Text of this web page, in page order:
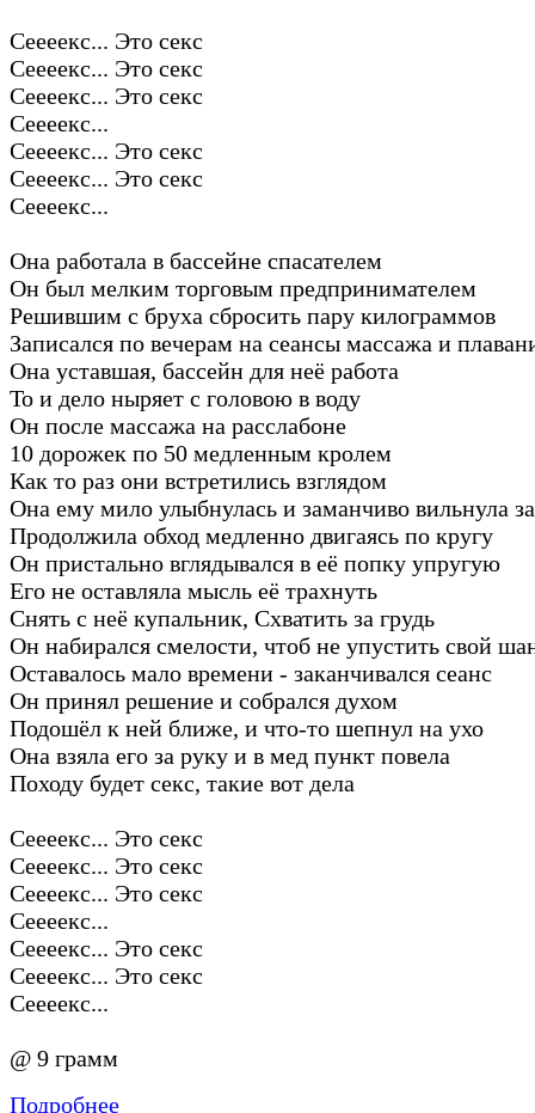
Сеееекс... Это секс
Сеееекс... Это секс
Сеееекс... Это секс
Сеееекс...
Сеееекс... Это секс
Сеееекс... Это секс
Сеееекс...
Она работала в бассейне спасателем
Он был мелким торговым предпринимателем
Решившим с бруха сбросить пару килограммов
Записался по вечерам на сеансы массажа и
Она уставшая, бассейн для неё работа
То и дело ныряет с головою в воду
Он после массажа на расслабоне
10 дорожек по 50 медленным кролем
Как то раз они встретились взглядом
Она ему мило улыбнулась и заманчиво вильнула
Продолжила обход медленно двигаясь по кругу
Он пристально вглядывался в её попку упругую
Его не оставляла мысль её трахнуть
Снять с неё купальник, Схватить за грудь
Он набирался смелости, чтоб не упустить свой
Оставалось мало времени - заканчивался сеанс
Он принял решение и собрался духом
Подошёл к ней ближе, и что-то шепнул на ухо
Она взяла его за руку и в мед пункт повела
Походу будет секс, такие вот дела
Сеееекс... Это секс
Сеееекс... Это секс
Сеееекс... Это секс
Сеееекс...
Сеееекс... Это секс
Сеееекс... Это секс
Сеееекс...
@ 9 грамм
Подробнее